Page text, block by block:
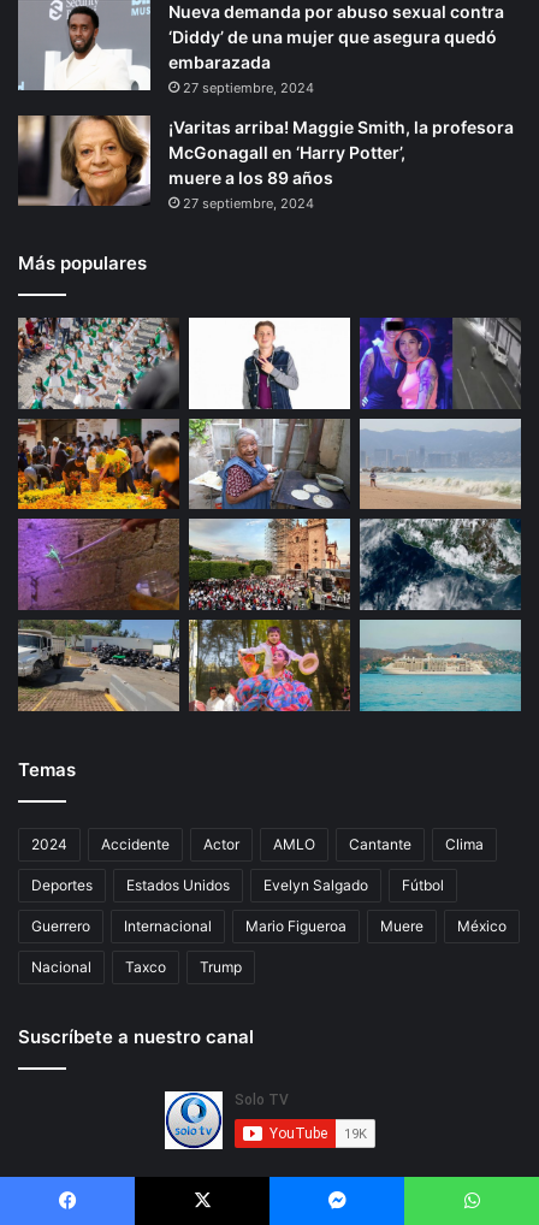
Nueva demanda por abuso sexual contra
‘Diddy’ de una mujer que asegura quedó
embarazada
27 septiembre, 2024
¡Varitas arriba! Maggie Smith, la profesora
McGonagall en ‘Harry Potter’,
muere a los 89 años
27 septiembre, 2024
Más populares
Temas
2024 Accidente Actor AMLO Cantante Clima
Deportes Estados Unidos Evelyn Salgado Fútbol
Guerrero Internacional Mario Figueroa Muere México
Nacional Taxco Trump
Suscríbete a nuestro canal